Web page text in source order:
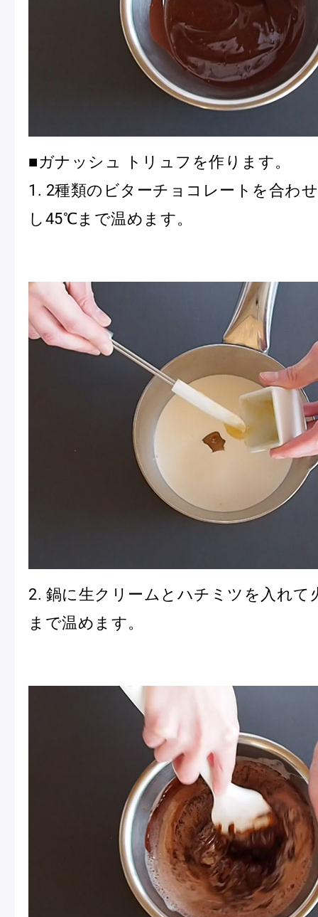
■ガナッシュ トリュフを作ります。
1. 2種類のビターチョコレートを合わ
し45℃まで温めます。
2. 鍋に生クリームとハチミツを入れ
まで温めます。